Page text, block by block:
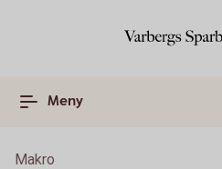
Meny
Makro